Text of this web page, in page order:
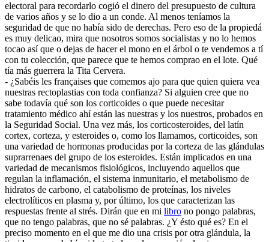
electoral para recordarlo cogió el dinero del presupuesto de cultura
de varios años y se lo dio a un conde. Al menos teníamos la
seguridad de que no había sido de derechas. Pero eso de la propiedá
es muy delicao, mira que nosotros somos socialistas y no lo hemos
tocao así que o dejas de hacer el mono en el árbol o te vendemos a tí
con tu colección, que parece que te hemos comprao en el lote. Qué
tía más guerrera la Tita Cervera.
- ¿Sabéis les françaises que comemos ajo para que quien quiera vea
nuestras rectoplastias con toda confianza? Si alguien cree que no
sabe todavía qué son los corticoides o que puede necesitar
tratamiento médico ahí están las nuestras y los nuestros, probados en
la Seguridad Social. Una vez más, los corticosteroides, del latín
cortex, corteza, y esteroides o, como los llamamos, corticoides, son
una variedad de hormonas producidas por la corteza de las glándulas
suprarrenaes del grupo de los esteroides. Están implicados en una
variedad de mecanismos fisiológicos, incluyendo aquellos que
regulan la inflamación, el sistema inmunitario, el metabolismo de
hidratos de carbono, el catabolismo de proteínas, los niveles
electrolíticos en plasma y, por último, los que caracterizan las
respuestas frente al strés. Dirán que en mi libro no pongo palabras,
que no tengo palabras, que no sé palabras. ¿Y ésto qué es? En el
preciso momento en el que me dio una crisis por otra glándula, la